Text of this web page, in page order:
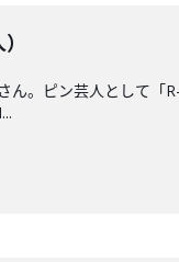
ん。ピン芸人として